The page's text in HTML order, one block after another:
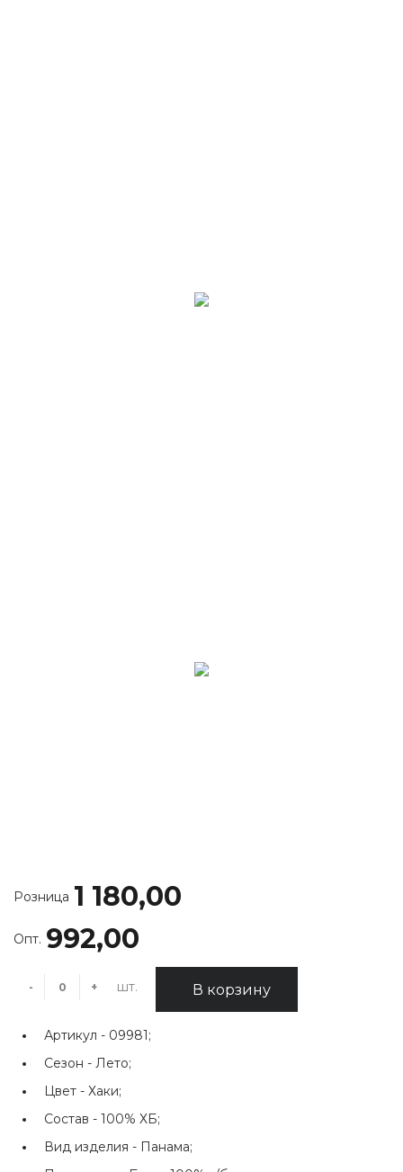
Розница 1 180,00
Опт. 992,00
- + шт. В корзину
Артикул - 09981;
Сезон - Лето;
Цвет - Хаки;
Состав - 100% ХБ;
Вид изделия - Панама;